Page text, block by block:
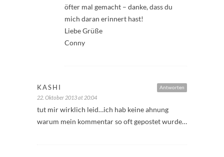
öfter mal gemacht – danke, dass du
mich daran erinnert hast!
Liebe Grüße
Conny
Antworten
KASHI
22. Oktober 2013 at 20:04
tut mir wirklich leid…ich hab keine ahnung
warum mein kommentar so oft gepostet wurde…